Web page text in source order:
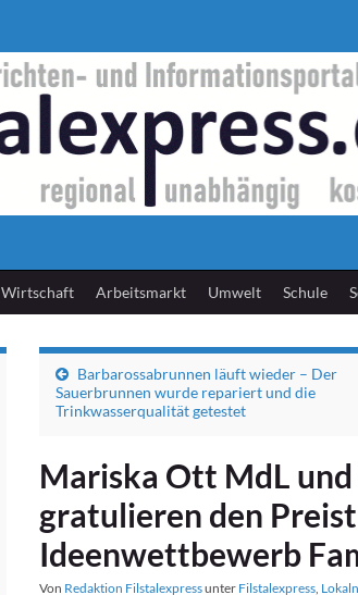
Wirtschaft Arbeitsmarkt Umwelt Schule
Barbarossabrunnen läuft wieder – Der
Sauerbrunnen wurde repariert und die
Trinkwasserqualität getestet
Mariska Ott MdL und
gratulieren den
Ideenwettbewerb
Von Redaktion Filstalexpressunter Filstalexpress,